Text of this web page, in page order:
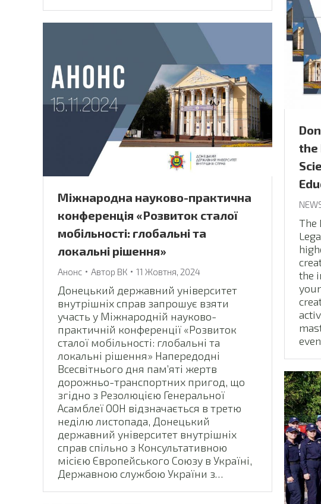
the
The
the
Міжнародна науково-практична
конференція «Розвиток сталої
мобільності: глобальні та
локальні рішення»
Анонс Автор ВК 11 Жовтня, 2024
Донецький державний університет
внутрішніх справ запрошує взяти
участь у Міжнародній науково-
практичній конференції «Розвиток
сталої мобільності: глобальні та
локальні рішення» Напередодні
Всесвітнього дня пам’яті жертв
дорожньо-транспортних пригод, що
згідно з Резолюцією Генеральної
Асамблеї ООН відзначається в третю
неділю листопада, Донецький
державний університет внутрішніх
справ спільно з Консультативною
місією Європейського Союзу в Україні,
Державною службою України з…